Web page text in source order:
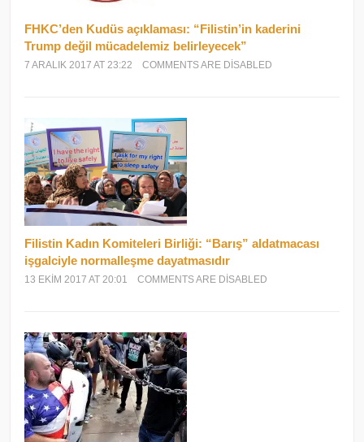
FHKC’den Kudüs açıklaması: “Filistin’in kaderini
Trump değil mücadelemiz belirleyecek”
7 ARALIK 2017 AT 23:22 COMMENTS ARE DISABLED
Filistin Kadın Komiteleri Birliği: “Barış” aldatmacası
işgalciyle normalleşme dayatmasıdır
13 EKIM 2017 AT 20:01 COMMENTS ARE DISABLED